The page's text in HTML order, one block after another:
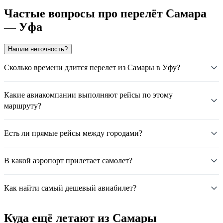
Частые вопросы про перелёт Самара
— Уфа
Нашли неточность?
Сколько времени длится перелет из Самары в Уфу?
Какие авиакомпании выполняют рейсы по этому
маршруту?
Есть ли прямые рейсы между городами?
В какой аэропорт прилетает самолет?
Как найти самый дешевый авиабилет?
Куда ещё летают из Самары